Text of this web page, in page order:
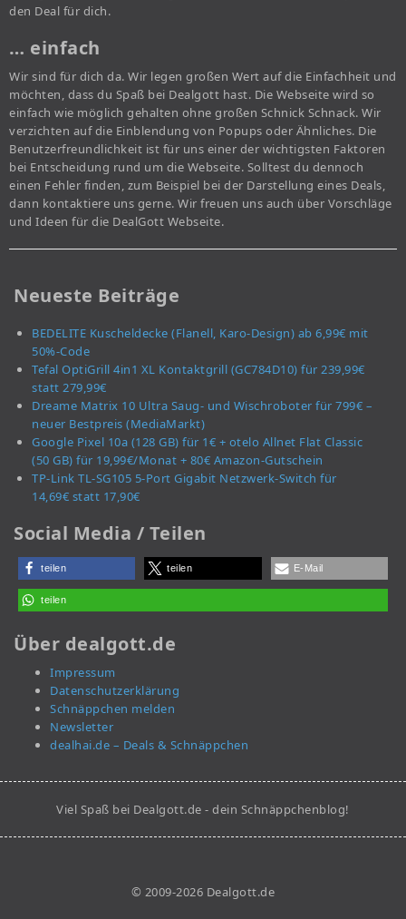
den Deal für dich.
… einfach
Wir sind für dich da. Wir legen großen Wert auf die Einfachheit und
möchten, dass du Spaß bei Dealgott hast. Die Webseite wird so
einfach wie möglich gehalten ohne großen Schnick Schnack. Wir
verzichten auf die Einblendung von Popups oder Ähnliches. Die
Benutzerfreundlichkeit ist für uns einer der wichtigsten Faktoren
bei Entscheidung rund um die Webseite. Solltest du dennoch
einen Fehler finden, zum Beispiel bei der Darstellung eines Deals,
dann kontaktiere uns gerne. Wir freuen uns auch über Vorschläge
und Ideen für die DealGott Webseite.
Neueste Beiträge
BEDELITE Kuscheldecke (Flanell, Karo-Design) ab 6,99€ mit
50%-Code
Tefal OptiGrill 4in1 XL Kontaktgrill (GC784D10) für 239,99€
statt 279,99€
Dreame Matrix 10 Ultra Saug- und Wischroboter für 799€ –
neuer Bestpreis (MediaMarkt)
Google Pixel 10a (128 GB) für 1€ + otelo Allnet Flat Classic
(50 GB) für 19,99€/Monat + 80€ Amazon-Gutschein
TP-Link TL-SG105 5-Port Gigabit Netzwerk-Switch für
14,69€ statt 17,90€
Social Media / Teilen
teilen teilen E-Mail
teilen
Über dealgott.de
Impressum
Datenschutzerklärung
Schnäppchen melden
Newsletter
dealhai.de – Deals & Schnäppchen
Viel Spaß bei Dealgott.de - dein Schnäppchenblog!
© 2009-2026 Dealgott.de